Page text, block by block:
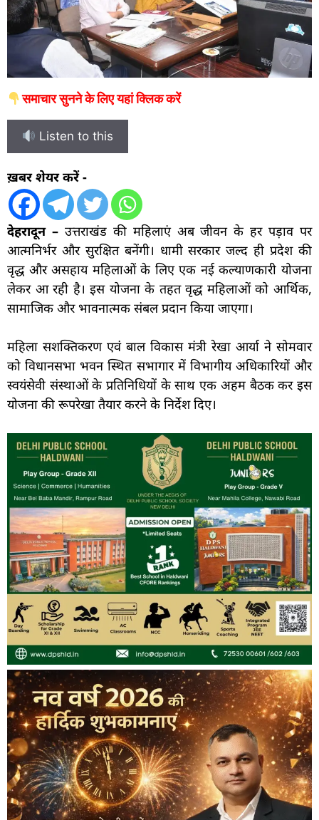
समाचार सुनने के लिए यहां क्लिक करें
Listen to this
ख़बर शेयर करें -
देहरादून –उत्तराखंड की महिलाएं अब जीवन के हर पड़ाव पर
आत्मनिर्भर और सुरक्षित बनेंगी। धामी सरकार जल्द ही प्रदेश की
वृद्ध और असहाय महिलाओं के लिए एक नई कल्याणकारी योजना
लेकर आ रही है। इस योजना के तहत वृद्ध महिलाओं को आर्थिक,
सामाजिक और भावनात्मक संबल प्रदान किया जाएगा।
महिला सशक्तिकरण एवं बाल विकास मंत्री रेखा आर्या ने सोमवार
को विधानसभा भवन स्थित सभागार में विभागीय अधिकारियों और
स्वयंसेवी संस्थाओं के प्रतिनिधियों के साथ एक अहम बैठक कर इस
योजना की रूपरेखा तैयार करने के निर्देश दिए।